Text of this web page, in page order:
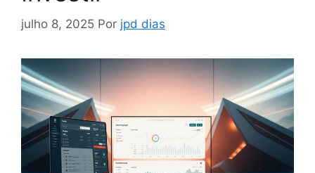
julho 8, 2025 Por jpd dias